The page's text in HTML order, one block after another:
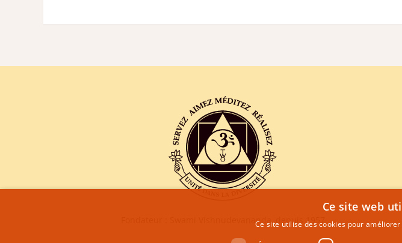
Fondateur : Swami Vishnudevananda, depuis 1957
Ce site web
Ce site utilise des cookies pour